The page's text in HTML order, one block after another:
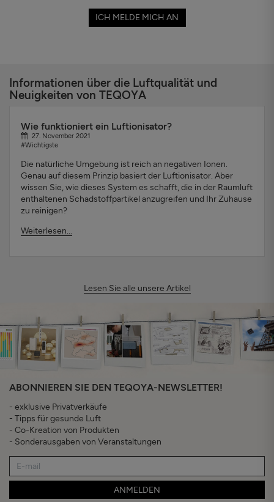
ICH MELDE MICH AN
Informationen über die Luftqualität und
Neuigkeiten von TEQOYA
Wie funktioniert ein Luftionisator?
27. November 2021
#Wichtigste
Die natürliche Umgebung ist reich an negativen Ionen.
Genau auf diesem Prinzip basiert der Luftionisator. Aber
wissen Sie, wie dieses System es schafft, die in der Raumluft
enthaltenen Schadstoffpartikel anzugreifen und Ihr Zuhause
zu reinigen?
Weiterlesen...
Lesen Sie alle unsere Artikel
ABONNIEREN SIE DEN TEQOYA-NEWSLETTER!
- exklusive Privatverkäufe
- Tipps für gesunde Luft
- Co-Kreation von Produkten
- Sonderausgaben von Veranstaltungen
ANMELDEN